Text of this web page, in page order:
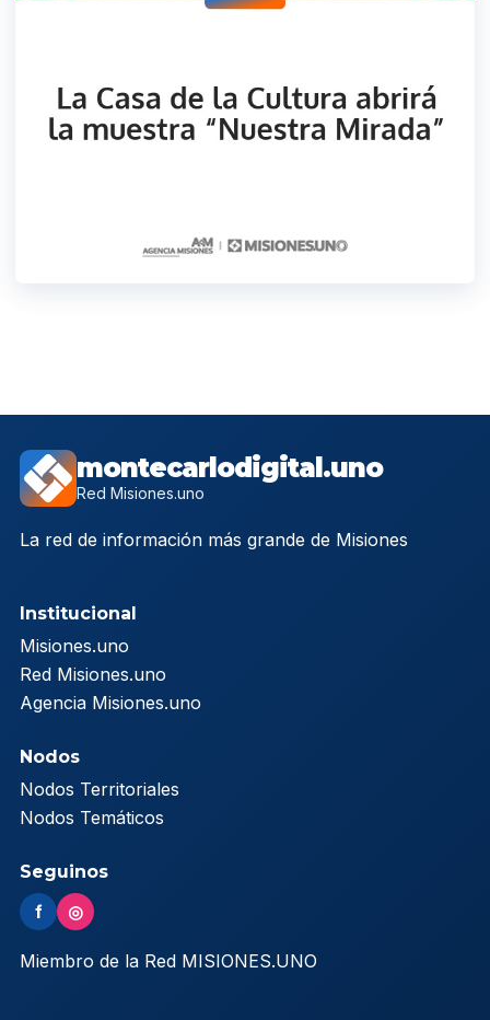
montecarlodigital.uno
Red Misiones.uno
La red de información más grande de Misiones
Institucional
Misiones.uno
Red Misiones.uno
Agencia Misiones.uno
Nodos
Nodos Territoriales
Nodos Temáticos
Seguinos
f ◎
Miembro de la Red MISIONES.UNO